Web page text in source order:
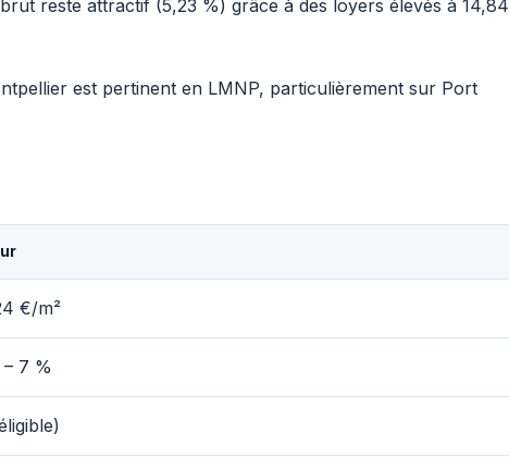
reste attractif (5,23 %) grâce à des loyers élevés à 14,84
est pertinent en LMNP, particulièrement sur Port
€/m²
7 %